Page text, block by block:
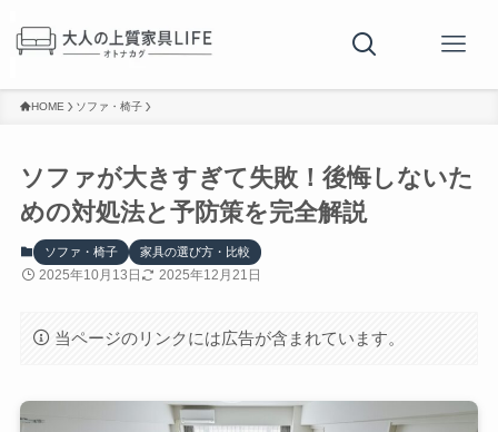
HOME ソファ・椅子
ソファが大きすぎて失敗！後悔しないた
めの対処法と予防策を完全解説
ソファ・椅子 家具の選び方・比較
2025年10月13日 2025年12月21日
当ページのリンクには広告が含まれています。